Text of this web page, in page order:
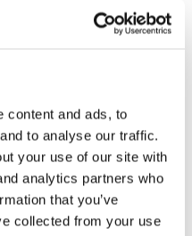
content and ads, to
to analyse our traffic.
your use of our site with
analytics partners who
that you’ve
collected from your use
som arbetar
branschpersonal
substansanvändning.
avgörande behovet av
ger konkreta tips till